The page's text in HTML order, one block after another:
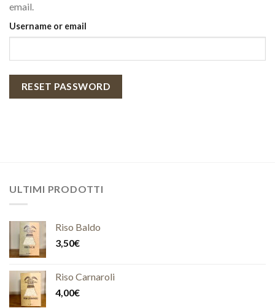
email.
Username or email
RESET PASSWORD
ULTIMI PRODOTTI
Riso Baldo
3,50€
Riso Carnaroli
4,00€